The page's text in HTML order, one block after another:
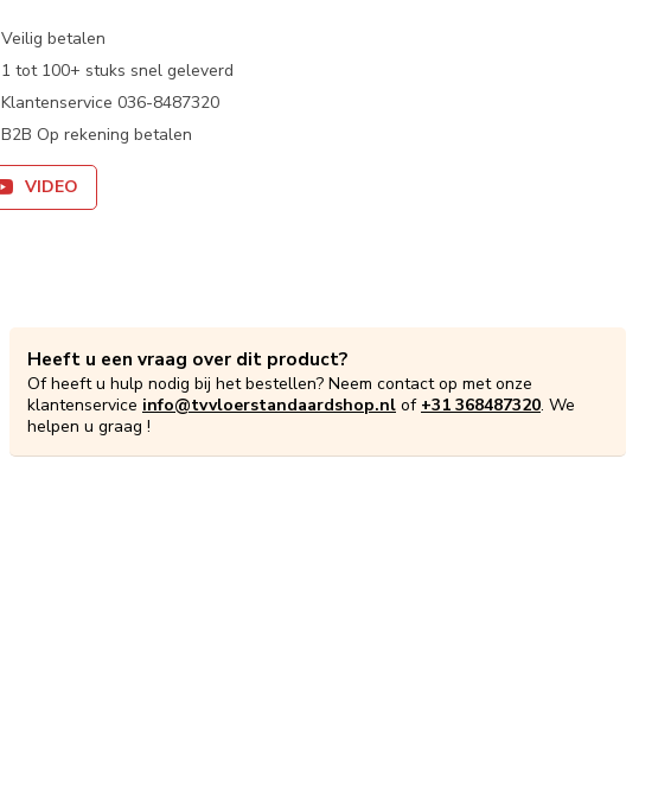
Veilig betalen
1 tot 100+ stuks snel geleverd
Klantenservice 036-8487320
B2B Op rekening betalen
VIDEO
Heeft u een vraag over dit product?
Of heeft u hulp nodig bij het bestellen? Neem contact op met onze
klantenservice info@tvvloerstandaardshop.nl of +31 368487320. We
helpen u graag !